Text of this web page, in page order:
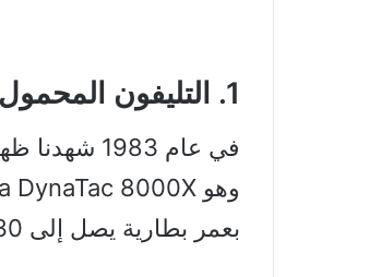
1. التليفون المحمول
في عام
بعمر بطارية يصل إلى 30 دقيقة.